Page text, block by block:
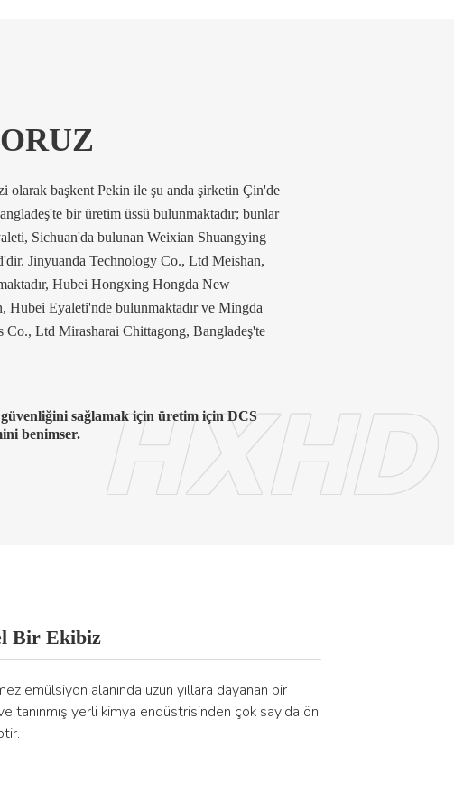
olarak başkent Pekin ile şu anda şirketin Çin'de
bir üretim üssü bulunmaktadır; bunlar
Sichuan'da bulunan Weixian Shuangying
Jinyuanda Technology Co., Ltd Meishan,
Hubei Hongxing Hongda New
Hubei Eyaleti'nde bulunmaktadır ve Mingda
Co., Ltd Mirasharai Chittagong, Bangladeş'te
sağlamak için üretim için DCS
benimser.
HXHD
Bir Ekibiz
emülsiyon alanında uzun yıllara dayanan bir
tanınmış yerli kimya endüstrisinden çok sayıda ön